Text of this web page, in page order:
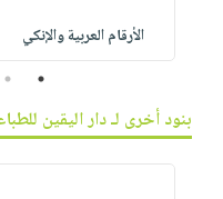
الأرقام العربية والإنكي
1
2
بنود أخرى لـ دار اليقين